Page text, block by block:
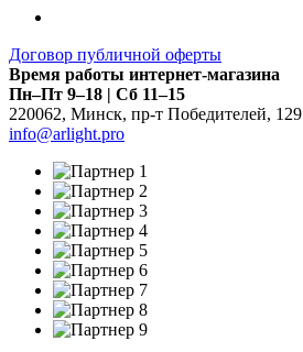
Договор публичной оферты
Время работы интернет-магазина
Пн–Пт 9–18 | Сб 11–15
220062, Минск, пр-т Победителей, 129
info@arlight.pro